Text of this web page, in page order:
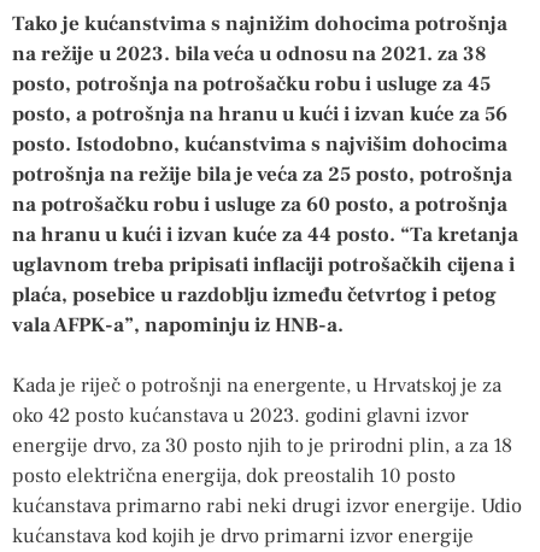
Tako je kućanstvima s najnižim dohocima potrošnja
na režije u 2023. bila veća u odnosu na 2021. za 38
posto, potrošnja na potrošačku robu i usluge za 45
posto, a potrošnja na hranu u kući i izvan kuće za 56
posto. Istodobno, kućanstvima s najvišim dohocima
potrošnja na režije bila je veća za 25 posto, potrošnja
na potrošačku robu i usluge za 60 posto, a potrošnja
na hranu u kući i izvan kuće za 44 posto. “Ta kretanja
uglavnom treba pripisati inflaciji potrošačkih cijena i
plaća, posebice u razdoblju između četvrtog i petog
vala AFPK-a”, napominju iz HNB-a.
Kada je riječ o potrošnji na energente, u Hrvatskoj je za
oko 42 posto kućanstava u 2023. godini glavni izvor
energije drvo, za 30 posto njih to je prirodni plin, a za 18
posto električna energija, dok preostalih 10 posto
kućanstava primarno rabi neki drugi izvor energije. Udio
kućanstava kod kojih je drvo primarni izvor energije